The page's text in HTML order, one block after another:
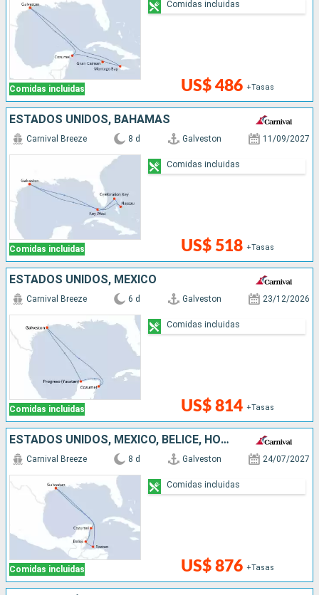
Comidas incluidas US$ 486 +Tasas
Comidas incluidas
ESTADOS UNIDOS, BAHAMAS
Comidas incluidas
Carnival Breeze 8 d Galveston 11/09/2027
US$ 518 +Tasas
Comidas incluidas
ESTADOS UNIDOS, MÉXICO
Comidas incluidas
Carnival Breeze 6 d Galveston 23/12/2026
US$ 814 +Tasas
Comidas incluidas
ESTADOS UNIDOS, MÉXICO, BELICE, HONDURAS
Comidas incluidas
Carnival Breeze 8 d Galveston 24/07/2027
US$ 876 +Tasas
Comidas incluidas